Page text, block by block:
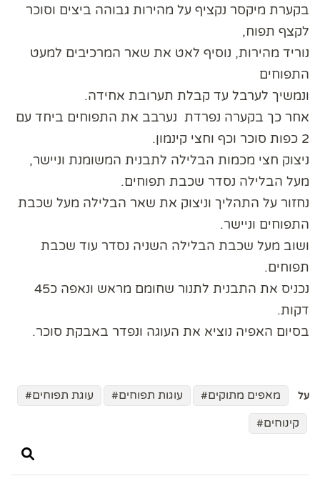
בקערת מיקסר נקציף על מהירות גבוהה ביצים וסוכר
לקצף תפוח,
נוריד מהירות, נוסיף לאט את שאר המרכיבים למעט
התפוחים
ונמשיך לערבל עד קבלת תערובת אחידה.
אחר כך בקערה נפרדת נערבב את התפוחים ביחד עם
2 כפות סוכר וכף וחצי קינמון.
ניצוק חצי מכמות הבלילה לתבנית המשומנת וניישר,
מעל הבלילה נסדר שכבת תפוחים.
נחזור על התהליך וניצוק את שאר הבלילה מעל שכבת
התפוחים וניישר.
ושוב מעל שכבת הבלילה השניה נסדר עוד שכבת
תפוחים.
נכניס את התבנית לתנור שחומם מראש ונאפה כ45
דקות.
בסיום האפיה נוציא את העוגה ונפדר באבקת סוכר.
על מאפים מתוקים עוגות תפוחים
עוגת תפוחים
קינוחים